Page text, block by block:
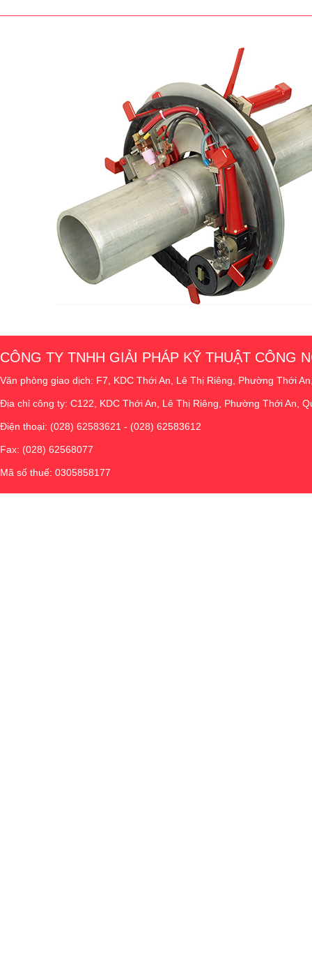
CÔNG TY TNHH GIẢI PHÁP KỸ THUẬT CÔNG
Văn phòng giao dịch: F7, KDC Thới An, Lê Thị Riêng, Phường Thới
Địa chỉ công ty: C122, KDC Thới An, Lê Thị Riêng, Phường Thới An,
Điện thoại: (028) 62583621 - (028) 62583612
Fax: (028) 62568077
Mã số thuế: 0305858177